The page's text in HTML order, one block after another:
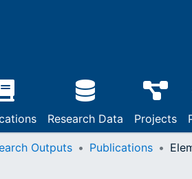
Research Data Projects
Outputs Publications